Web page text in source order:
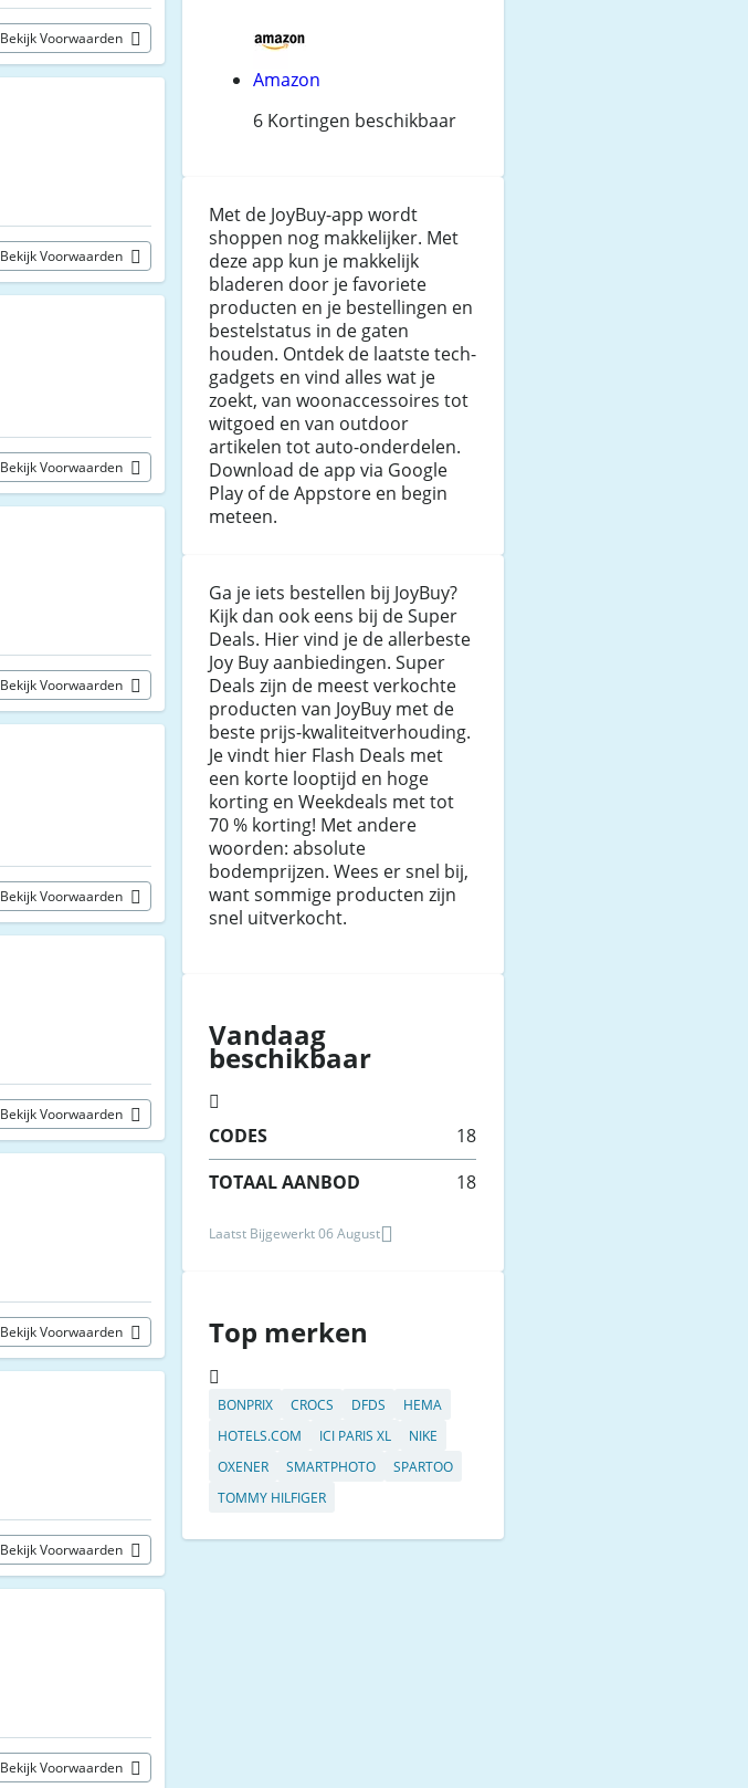
Bekijk Voorwaarden
Bekijk Voorwaarden
Bekijk Voorwaarden
Bekijk Voorwaarden
Bekijk Voorwaarden
Bekijk Voorwaarden
Bekijk Voorwaarden
Bekijk Voorwaarden
Bekijk Voorwaarden
Amazon
6 Kortingen beschikbaar
Met de JoyBuy-app wordt
shoppen nog makkelijker. Met
deze app kun je makkelijk
bladeren door je favoriete
producten en je bestellingen en
bestelstatus in de gaten
houden. Ontdek de laatste tech-
gadgets en vind alles wat je
zoekt, van woonaccessoires tot
witgoed en van outdoor
artikelen tot auto-onderdelen.
Download de app via Google
Play of de Appstore en begin
meteen.
Ga je iets bestellen bij JoyBuy?
Kijk dan ook eens bij de Super
Deals. Hier vind je de allerbeste
Joy Buy aanbiedingen. Super
Deals zijn de meest verkochte
producten van JoyBuy met de
beste prijs-kwaliteitverhouding.
Je vindt hier Flash Deals met
een korte looptijd en hoge
korting en Weekdeals met tot
70 % korting! Met andere
woorden: absolute
bodemprijzen. Wees er snel bij,
want sommige producten zijn
snel uitverkocht.
Vandaag
beschikbaar
CODES
18
TOTAAL AANBOD
18
Laatst Bijgewerkt 06 August
Top merken
BONPRIX CROCS DFDS
HEMA
HOTELS.COM
ICI PARIS XL
NIKE
OXENER
SMARTPHOTO
SPARTOO
TOMMY HILFIGER